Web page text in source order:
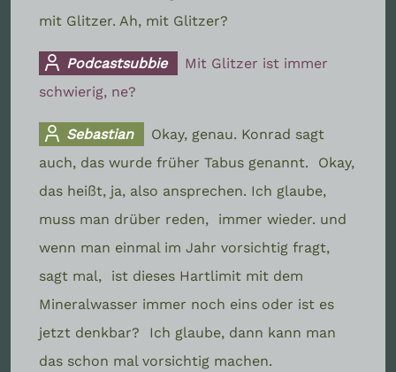
mit Glitzer. Ah, mit Glitzer?
Podcastsubbie
Mit Glitzer ist immer
schwierig, ne?
Sebastian
Okay, genau. Konrad sagt
auch, das wurde früher Tabus genannt.
Okay,
das heißt, ja, also ansprechen. Ich glaube,
muss man drüber reden,
immer wieder. und
wenn man einmal im Jahr vorsichtig fragt,
sagt mal,
ist dieses Hartlimit mit dem
Mineralwasser immer noch eins oder ist es
jetzt denkbar?
Ich glaube, dann kann man
das schon mal vorsichtig machen.